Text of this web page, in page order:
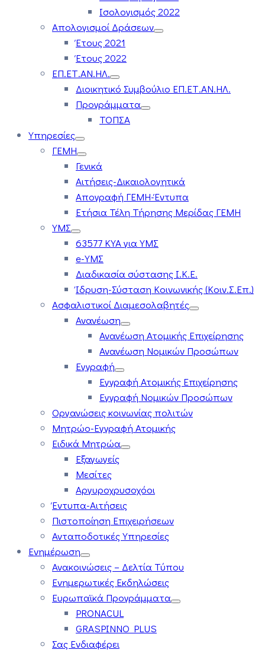
Ισολογισμός 2022
Απολογισμοί Δράσεων
Έτους 2021
Έτους 2022
ΕΠ.ΕΤ.ΑΝ.ΗΛ.
Διοικητικό Συμβούλιο ΕΠ.ΕΤ.ΑΝ.ΗΛ.
Προγράμματα
ΤΟΠΣΑ
Υπηρεσίες
ΓΕΜΗ
Γενικά
Αιτήσεις-Δικαιολογητικά
Απογραφή ΓΕΜΗ-Έντυπα
Ετήσια Τέλη Τήρησης Μερίδας ΓΕΜΗ
ΥΜΣ
63577 ΚΥΑ για ΥΜΣ
e-ΥΜΣ
Διαδικασία σύστασης Ι.Κ.Ε.
Ίδρυση-Σύσταση Κοινωνικής (Κοιν.Σ.Επ.)
Ασφαλιστικοί Διαμεσολαβητές
Ανανέωση
Ανανέωση Ατομικής Επιχείρησης
Ανανέωση Νομικών Προσώπων
Εγγραφή
Εγγραφή Ατομικής Επιχείρησης
Εγγραφή Νομικών Προσώπων
Οργανώσεις κοινωνίας πολιτών
Μητρώο-Εγγραφή Ατομικής
Ειδικά Μητρώα
Εξαγωγείς
Μεσίτες
Αργυροχρυσοχόοι
Έντυπα-Αιτήσεις
Πιστοποίηση Επιχειρήσεων
Ανταποδοτικές Υπηρεσίες
Ενημέρωση
Ανακοινώσεις – Δελτία Τύπου
Ενημερωτικές Εκδηλώσεις
Ευρωπαϊκά Προγράμματα
PRONACUL
GRASPINNO PLUS
Σας Ενδιαφέρει